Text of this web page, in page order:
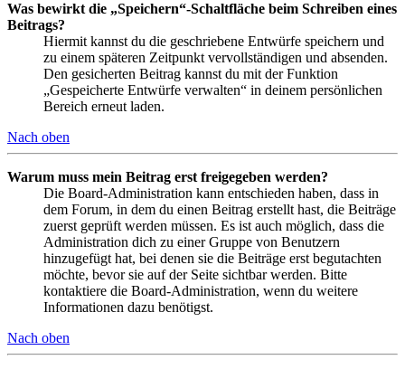
Was bewirkt die „Speichern“-Schaltfläche beim Schreiben eines
Beitrags?
Hiermit kannst du die geschriebene Entwürfe speichern und
zu einem späteren Zeitpunkt vervollständigen und absenden.
Den gesicherten Beitrag kannst du mit der Funktion
„Gespeicherte Entwürfe verwalten“ in deinem persönlichen
Bereich erneut laden.
Nach oben
Warum muss mein Beitrag erst freigegeben werden?
Die Board-Administration kann entschieden haben, dass in
dem Forum, in dem du einen Beitrag erstellt hast, die Beiträge
zuerst geprüft werden müssen. Es ist auch möglich, dass die
Administration dich zu einer Gruppe von Benutzern
hinzugefügt hat, bei denen sie die Beiträge erst begutachten
möchte, bevor sie auf der Seite sichtbar werden. Bitte
kontaktiere die Board-Administration, wenn du weitere
Informationen dazu benötigst.
Nach oben